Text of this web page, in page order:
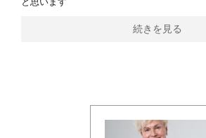
続きを見る